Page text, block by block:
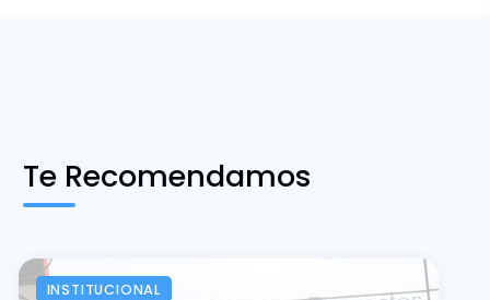
Te Recomendamos
INSTITUCIONAL